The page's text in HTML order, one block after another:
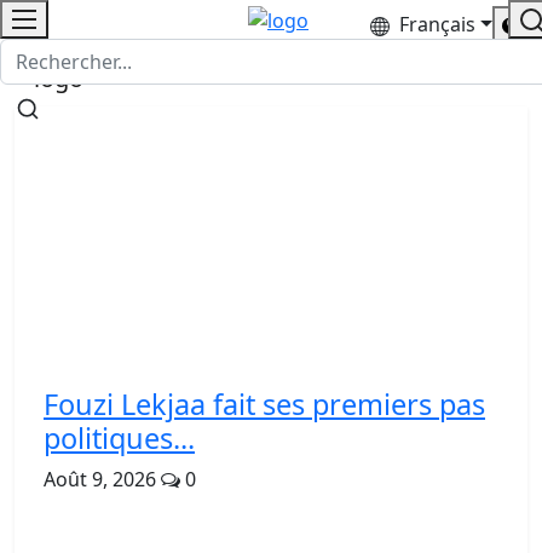
Français
Fouzi Lekjaa fait ses premiers pas
politiques...
Août 9, 2026 0